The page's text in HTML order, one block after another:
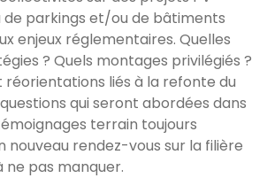
de parkings et/ou de bâtiments
enjeux réglementaires. Quelles
? Quels montages privilégiés ?
liés à la refonte du
questions qui seront abordées dans
terrain toujours
nouveau rendez-vous sur la filière
pas manquer.